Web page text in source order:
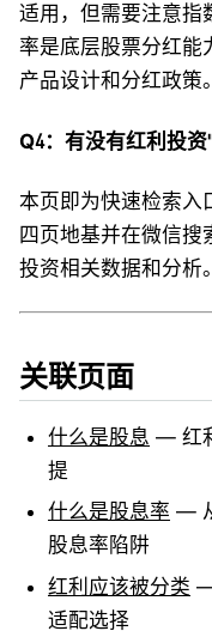
适用，但需要注意指
率是底层股票分红能
产品设计和分红政策
Q4：有没有红利投
本页即为快速检索入
四页地基并在微信搜
投资相关数据和分析。
关联页面
什么是股息 — 红
提
什么是股息率 —
股息率陷阱
红利应该被分类 —
适配选择